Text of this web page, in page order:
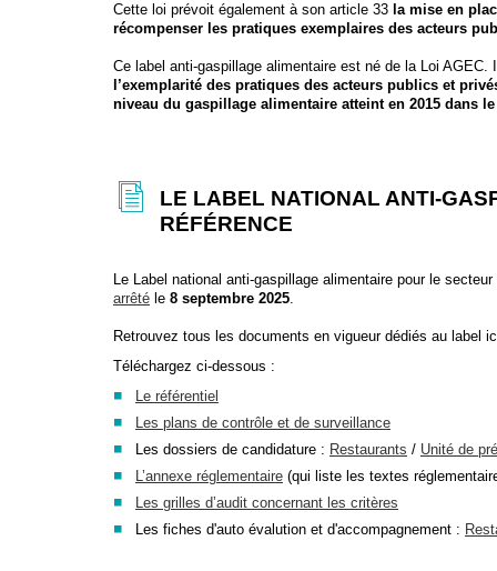
Cette loi prévoit également à son article 33 la mise en
récompenser les pratiques exemplaires des acteurs
Ce label anti-gaspillage alimentaire est né de la Loi
l’exemplarité des pratiques des acteurs publics et
niveau du gaspillage alimentaire atteint en 2015 dans
LE LABEL NATIONAL ANTI-
RÉFÉRENCE
Le Label national anti-gaspillage alimentaire pour le
arrêté le 8 septembre 2025.
Retrouvez tous les documents en vigueur dédiés au label
Téléchargez ci-dessous :
Le référentiel
Les plans de contrôle et de surveillance
Les dossiers de candidature : Restaurants / Unité de
L’annexe réglementaire (qui liste les textes
Les grilles d’audit concernant les critères
Les fiches d'auto évalution et d'accompagnement :